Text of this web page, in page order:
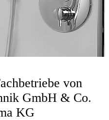
von
GmbH & Co.
KG